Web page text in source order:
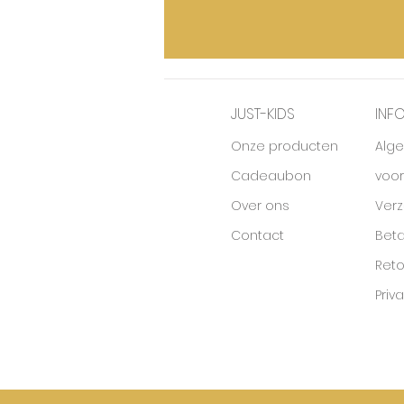
JUST-KIDS
Onze producten
Cadeaubon
Over ons
Contact